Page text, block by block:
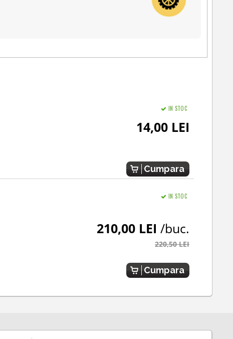
IN STOC
14,00 LEI
Cumpara
IN STOC
210,00 LEI /buc.
220,50 LEI
Cumpara